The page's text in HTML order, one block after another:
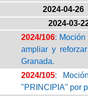
2024-04-26
2024-03-
2024/106:
ampliar y
Granada.
2024/105:
"PRINCIPIA" por